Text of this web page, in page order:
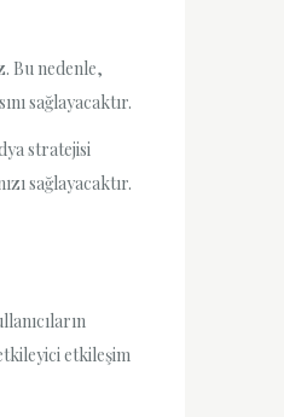
Bu nedenle,
sağlayacaktır.
stratejisi
sağlayacaktır.
etkileşim